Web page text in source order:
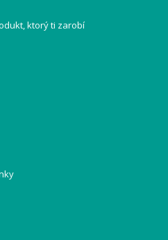
ktorý ti zarobí